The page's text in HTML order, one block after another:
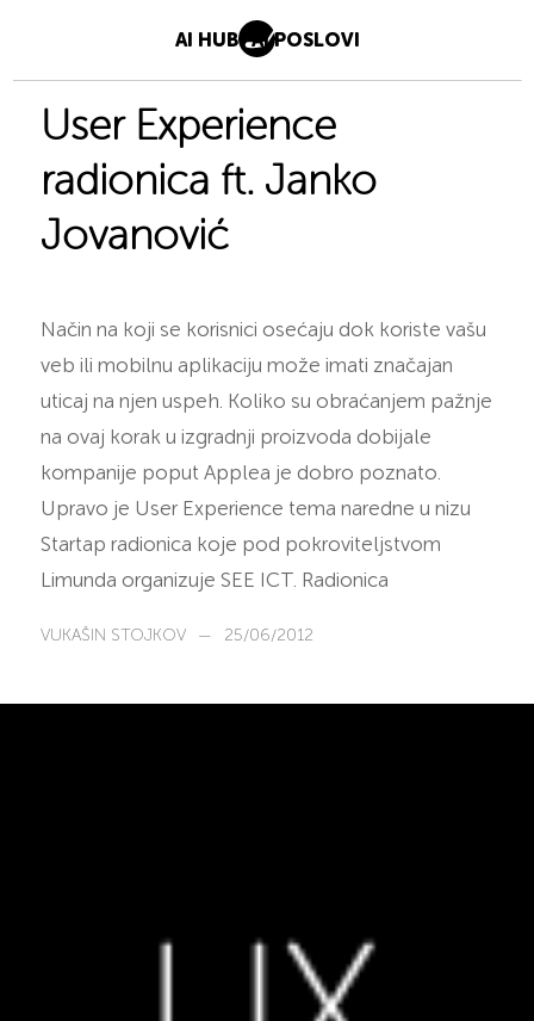
AI HUB AI POSLOVI
User Experience
radionica ft. Janko
Jovanović
Način na koji se korisnici osećaju dok koriste vašu
veb ili mobilnu aplikaciju može imati značajan
uticaj na njen uspeh. Koliko su obraćanjem pažnje
na ovaj korak u izgradnji proizvoda dobijale
kompanije poput Applea je dobro poznato.
Upravo je User Experience tema naredne u nizu
Startap radionica koje pod pokroviteljstvom
Limunda organizuje SEE ICT. Radionica
VUKAŠIN STOJKOV — 25/06/2012